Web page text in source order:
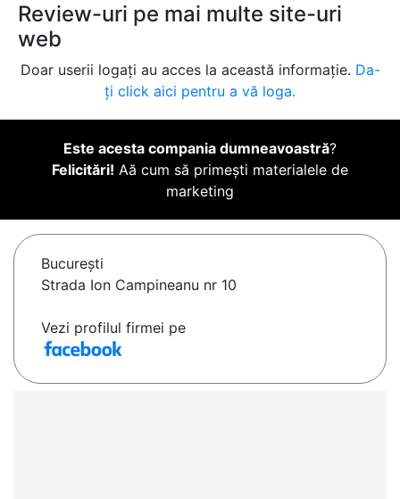
Review-uri pe mai multe site-uri
web
Doar userii logați au acces la această informație. Da-
ți click aici pentru a vă loga.
Este acesta compania dumneavoastră?
Felicitări! Aă cum să primești materialele de
marketing
Bucureşti
Strada Ion Campineanu nr 10
Vezi profilul firmei pe